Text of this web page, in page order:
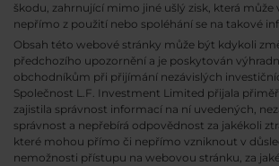
škodu, zahrnující mimo jiné ušlý zisk, která
nepřímo z použití nebo spoléhání se na takové
Obsah této webové stránky může být kdykoli
předchozího upozornění a je poskytován
obchodníkům při přijímání nezávislých
Společnost L.F. Investment Limited přijala
zajistila správnost informací na ní uvedených,
správnost a nepřebírá odpovědnost za jakékoli
které mohou přímo či nepřímo vzniknout v
nemožnosti přístupu na webovou stránku, za